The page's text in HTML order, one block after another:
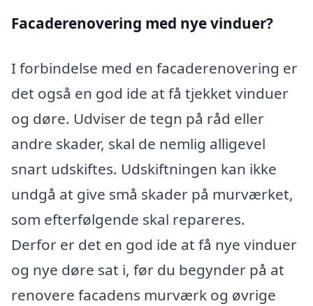
Facaderenovering med nye vinduer?
I forbindelse med en facaderenovering er
det også en god ide at få tjekket vinduer
og døre. Udviser de tegn på råd eller
andre skader, skal de nemlig alligevel
snart udskiftes. Udskiftningen kan ikke
undgå at give små skader på murværket,
som efterfølgende skal repareres.
Derfor er det en god ide at få nye vinduer
og nye døre sat i, før du begynder på at
renovere facadens murværk og øvrige